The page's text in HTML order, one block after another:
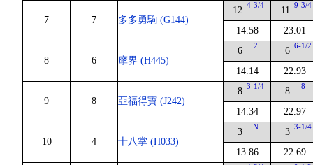
7 7 多多勇駒 (G144)
12 4-3/4
14.58
11 9-3/4
23.01
8 6 摩界 (H445)
6 2
14.14
6 6-1/2
22.93
9 8 亞福得寶 (J242)
8 3-1/4
14.34
8 8
22.97
10 4 十八掌 (H033)
3 N
13.86
3 3-1/4
22.69